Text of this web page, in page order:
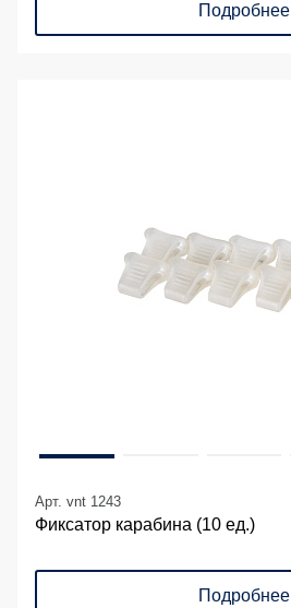
Подробнее
Арт. vnt 1243
Фиксатор карабина (10 ед.)
Подробнее